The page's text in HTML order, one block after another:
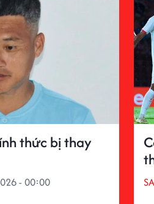
thức bị thay
- 00:00